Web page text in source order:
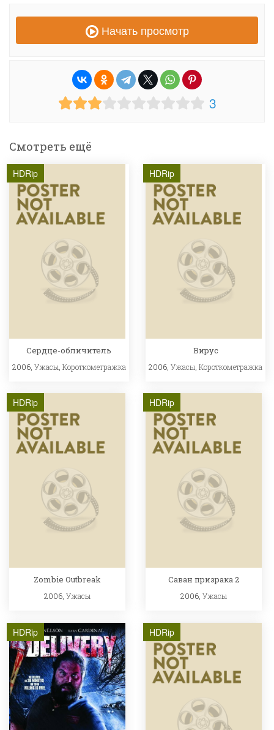
Начать просмотр
3
Смотреть ещё
HDRip
Сердце-обличитель
2006, Ужасы Короткометражка
HDRip
Вирус
2006,Ужасы ,Короткометражка
HDRip
Zombie Outbreak
2006, Ужасы
HDRip
Саван призрака 2
2006,Ужасы
HDRip HDRip